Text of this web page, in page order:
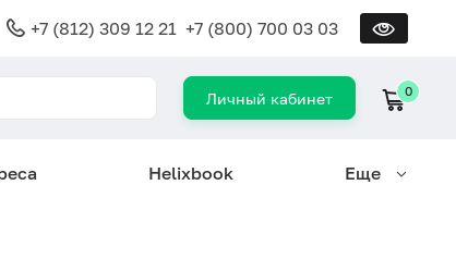
+7 (812) 309 12 21 +7 (800) 700 03 03
Личный кабинет 0
Helixbook Еще